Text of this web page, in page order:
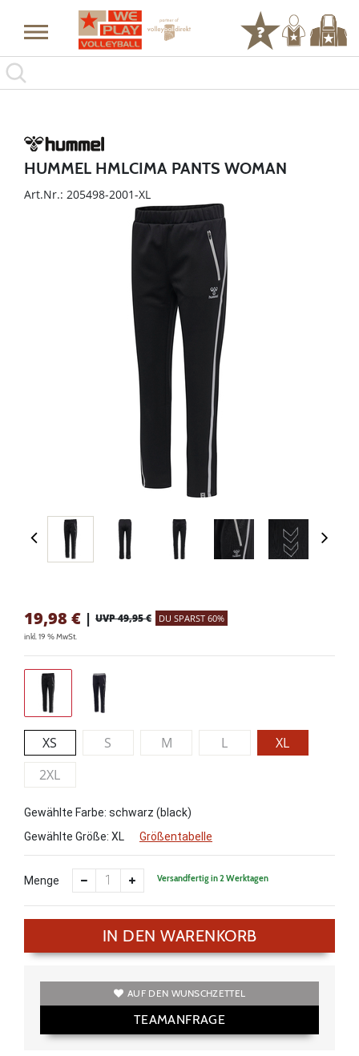
HUMMEL HMLCIMA PANTS WOMAN
Art.Nr.: 205498-2001-XL
19,98 € | UVP 49,95 € DU SPARST 60%
inkl. 19 % MwSt.
XS S M L
XL
2XL
Gewählte Farbe: schwarz (black)
Gewählte Größe: XL Größentabelle
Menge Versandfertig in 2 Werktagen
IN DEN WARENKORB
AUF DEN WUNSCHZETTEL
TEAMANFRAGE